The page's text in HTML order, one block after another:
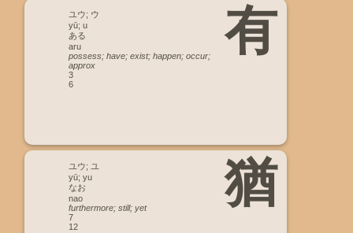
有
ユウ; ウ
yū; u
ある
aru
possess; have; exist; happen; occur;
approx
3
6
猶
ユウ; ユ
yū; yu
なお
nao
furthermore; still; yet
7
12